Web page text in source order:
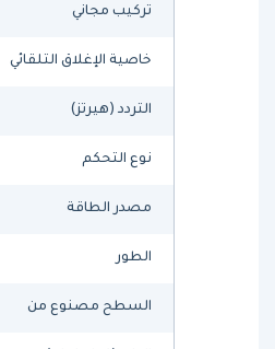
تركيب مجاني
خاصية الإغلاق التلقائي
التردد (هيرتز)
نوع التحكم
مصدر الطاقة
الطور
السطح مصنوع من